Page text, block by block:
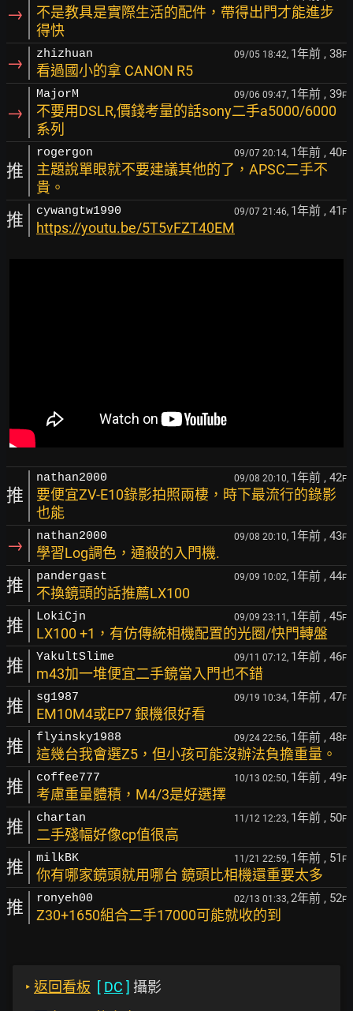
→
不是教具是實際生活的配件，帶得出門才能進步
得快
→ zhizhuan 09/05 18:42, 1年前 , 38F
看過國小的拿 CANON R5
→
MajorM 09/06 09:47, 1年前 , 39F
不要用DSLR,價錢考量的話sony二手a5000/6000
系列
推
rogergon 09/07 20:14, 1年前 , 40F
主題說單眼就不要建議其他的了，APSC二手不
貴。
推 cywangtw1990 09/07 21:46, 1年前 , 41 F
https://youtu.be/5T5vFZT40EM
推
nathan2000 09/08 20:10, 1年前 , 42F
要便宜ZV-E10錄影拍照兩棲，時下最流行的錄影
也能
→ nathan2000 09/08 20:10, 1年前 , 43F
學習Log調色，通殺的入門機.
推 pandergast 09/09 10:02, 1年前 , 44F
不換鏡頭的話推薦LX100
推 LokiCjn 09/09 23:11, 1年前 , 45F
LX100 +1，有仿傳統相機配置的光圈/快門轉盤
推 YakultSlime 09/11 07:12, 1年前 , 46F
m43加一堆便宜二手鏡當入門也不錯
推 sg1987 09/19 10:34, 1年前 , 47F
EM10M4或EP7 銀機很好看
推 flyinsky1988 09/24 22:56, 1年前 , 48F
這幾台我會選Z5，但小孩可能沒辦法負擔重量。
推 coffee777 10/13 02:50, 1年前 , 49F
考慮重量體積，M4/3是好選擇
推 chartan 11/12 12:23, 1年前 , 50F
二手殘幅好像cp值很高
推 milkBK 11/21 22:59, 1年前 , 51 F
你有哪家鏡頭就用哪台 鏡頭比相機還重要太多
推 ronyeh00 02/13 01:33, 2年前 , 52F
Z30+1650組合二手17000可能就收的到
‣ 返回看板 [ DC ] 攝影